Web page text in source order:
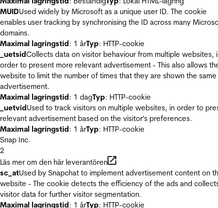
MUIDUsed widely by Microsoft as a unique user ID. The cookie
enables user tracking by synchronising the ID across many
domains.
Maximal lagringstid: 1 årTyp: HTTP-cookie
_uetsidCollects data on visitor behaviour from multiple websites,
order to present more relevant advertisement - This also allows
website to limit the number of times that they are shown the same
advertisement.
Maximal lagringstid: 1 dagTyp: HTTP-cookie
_uetvidUsed to track visitors on multiple websites, in order to
relevant advertisement based on the visitor's preferences.
Maximal lagringstid: 1 årTyp: HTTP-cookie
Snap Inc.
2
Läs mer om den här leverantören
sc_atUsed by Snapchat to implement advertisement content on
website - The cookie detects the efficiency of the ads and
visitor data for further visitor segmentation.
Maximal lagringstid: 1 årTyp: HTTP-cookie